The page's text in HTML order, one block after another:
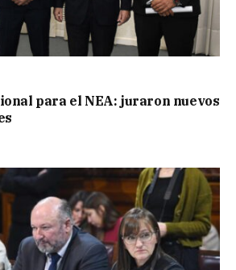
para el NEA: juraron nuevos